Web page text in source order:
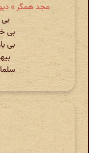
مجد همگر »
بی
بی
بی